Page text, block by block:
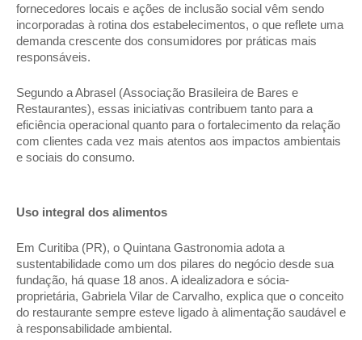
fornecedores locais e ações de inclusão social vêm sendo
incorporadas à rotina dos estabelecimentos, o que reflete uma
demanda crescente dos consumidores por práticas mais
responsáveis.
Segundo a Abrasel (Associação Brasileira de Bares e
Restaurantes), essas iniciativas contribuem tanto para a
eficiência operacional quanto para o fortalecimento da relação
com clientes cada vez mais atentos aos impactos ambientais
e sociais do consumo.
Uso integral dos alimentos
Em Curitiba (PR), o Quintana Gastronomia adota a
sustentabilidade como um dos pilares do negócio desde sua
fundação, há quase 18 anos. A idealizadora e sócia-
proprietária, Gabriela Vilar de Carvalho, explica que o conceito
do restaurante sempre esteve ligado à alimentação saudável e
à responsabilidade ambiental.